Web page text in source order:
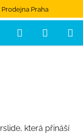
Praha
Hledat
která přináší